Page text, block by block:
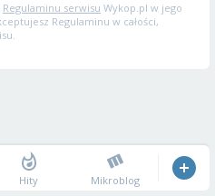
Regulaminu serwisu Wykop.pl w jego
Regulaminu w całości,
Hity Mikroblog